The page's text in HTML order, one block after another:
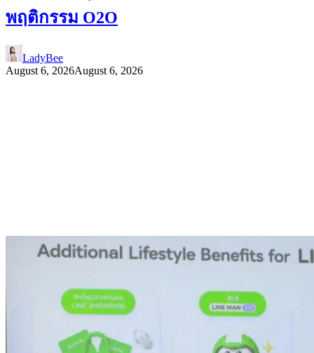
พฤติกรรม O2O
LadyBee
August 6, 2026August 6, 2026